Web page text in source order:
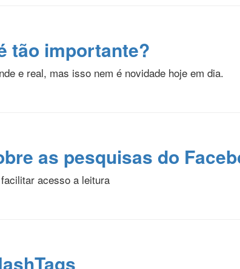
tão importante?
e real, mas isso nem é novidade hoje em dia.
as pesquisas do
acesso a leitura